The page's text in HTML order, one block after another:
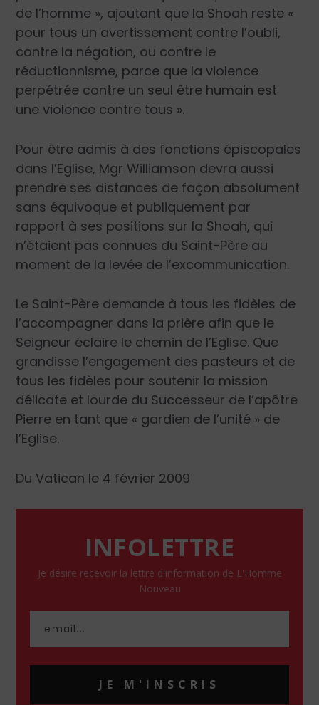
de l’homme », ajoutant que la Shoah reste «
pour tous un avertissement contre l’oubli,
contre la négation, ou contre le
réductionnisme, parce que la violence
perpétrée contre un seul être humain est
une violence contre tous ».
Pour être admis à des fonctions épiscopales
dans l’Eglise, Mgr Williamson devra aussi
prendre ses distances de façon absolument
sans équivoque et publiquement par
rapport à ses positions sur la Shoah, qui
n’étaient pas connues du Saint-Père au
moment de la levée de l’excommunication.
Le Saint-Père demande à tous les fidèles de
l’accompagner dans la prière afin que le
Seigneur éclaire le chemin de l’Eglise. Que
grandisse l’engagement des pasteurs et de
tous les fidèles pour soutenir la mission
délicate et lourde du Successeur de l’apôtre
Pierre en tant que « gardien de l’unité » de
l’Eglise.
Du Vatican le 4 février 2009
INFOLETTRE
Je désire recevoir la lettre d'information de L'Homme
Nouveau
JE M'INSCRIS